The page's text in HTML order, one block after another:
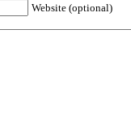
Website (optional)